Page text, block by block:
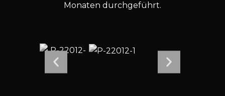
Monaten durchgeführt.